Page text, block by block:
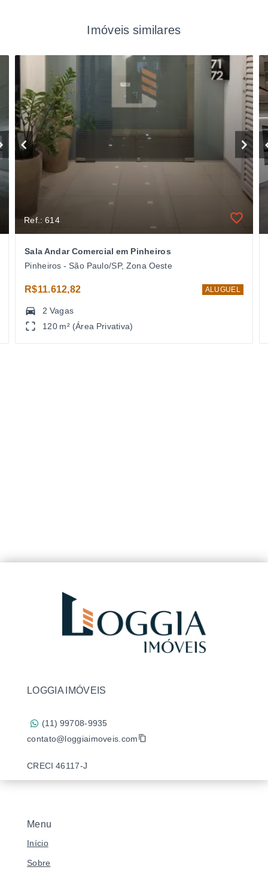
Imóveis similares
Ref.: 614
Sala Andar Comercial em Pinheiros
Pinheiros - São Paulo/SP, Zona Oeste
R$11.612,82 ALUGUEL
2 Vagas
120 m² (Área Privativa)
Menu
Início
Sobre
LOGGIA IMÓVEIS
(11) 99708-9935
contato@loggiaimoveis.com
CRECI 46117-J